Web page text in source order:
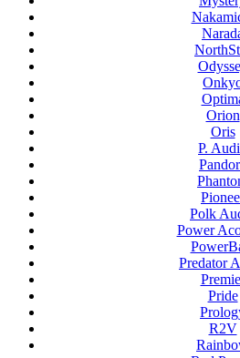
Orion
Oris
P.
Polk
Power
Predator
Pride
R2V